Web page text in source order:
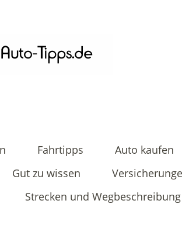
Fahrtipps Auto kaufen
Gut zu wissen
Strecken und Wegbeschreibung